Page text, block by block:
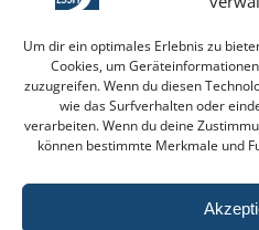
Um dir ein optimales Erlebnis zu
Cookies, um
zuzugreifen. Wenn du diesen
wie das Surfverhalten oder
verarbeiten. Wenn du deine
können bestimmte Merkmale und
mit freundlicher